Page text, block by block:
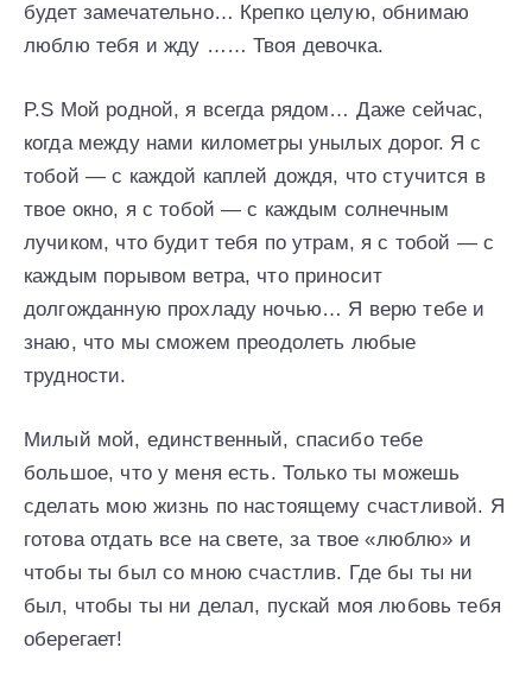
будет замечательно… Крепко целую, обнимаю
люблю тебя и жду …… Твоя девочка.
P.S Мой родной, я всегда рядом… Даже сейчас,
когда между нами километры унылых дорог. Я с
тобой — с каждой каплей дождя, что стучится в
твое окно, я с тобой — с каждым солнечным
лучиком, что будит тебя по утрам, я с тобой — с
каждым порывом ветра, что приносит
долгожданную прохладу ночью… Я верю тебе и
знаю, что мы сможем преодолеть любые
трудности.
Милый мой, единственный, спасибо тебе
большое, что у меня есть. Только ты можешь
сделать мою жизнь по настоящему счастливой. Я
готова отдать все на свете, за твое «люблю» и
чтобы ты был со мною счастлив. Где бы ты ни
был, чтобы ты ни делал, пускай моя любовь тебя
оберегает!